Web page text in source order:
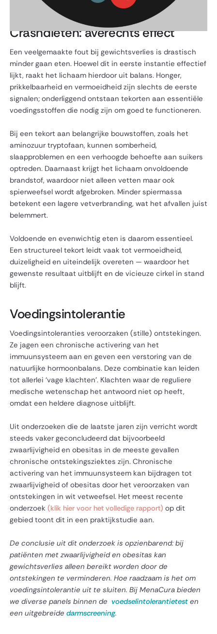
Crashdiëten: averechts effect
Een veelgemaakte fout bij gewichtsverlies is drastisch
minder gaan eten. Hoewel dit in eerste instantie effectief
lijkt, raakt het lichaam hierdoor uit balans. Honger,
prikkelbaarheid en vermoeidheid zijn slechts de eerste
signalen; onderliggend ontstaan tekorten aan essentiële
voedingsstoffen die nodig zijn om goed te functioneren.
Bij een tekort aan belangrijke bouwstoffen, zoals het
aminozuur tryptofaan, kunnen somberheid,
slaapproblemen en een verhoogde behoefte aan suikers
optreden. Daarnaast krijgt het lichaam onvoldoende
brandstof, waardoor niet alleen vetten maar ook
spierweefsel wordt afgebroken. Minder spiermassa
betekent een lagere vetverbranding, wat het afvallen juist
belemmert.
Voldoende en evenwichtig eten is daarom essentieel.
Een structureel tekort leidt vaak tot vermoeidheid,
duizeligheid en uiteindelijk overeten — waardoor het
gewenste resultaat uitblijft en de vicieuze cirkel in stand
blijft.
Voedingsintolerantie
Voedingsintoleranties veroorzaken (stille) ontstekingen.
Ze jagen een chronische activering van het
immuunsysteem aan en geven een verstoring van de
natuurlijke hormoonbalans. Deze combinatie kan leiden
tot allerlei ‘vage klachten’. Klachten waar de reguliere
medische wetenschap het antwoord niet op heeft,
omdat een heldere diagnose uitblijft.
Uit onderzoeken die de laatste jaren zijn verricht wordt
steeds vaker geconcludeerd dat bijvoorbeeld
zwaarlijvigheid en obesitas in de meeste gevallen
chronische ontstekingsziektes zijn. Chronische
activering van het immuunsysteem kan bijdragen tot
zwaarlijvigheid of obesitas door het veroorzaken van
ontstekingen in wit vetweefsel. Het meest recente
onderzoek (klik hier voor het volledige rapport) op dit
gebied toont dit in een praktijkstudie aan.
De conclusie uit dit onderzoek is opzienbarend: bij
patiënten met zwaarlijvigheid en obesitas kan
gewichtsverlies alleen bereikt worden door de
ontstekingen te verminderen. Hoe raadzaam is het om
voedingsintolerantie uit te sluiten. Bij MenaCura bieden
we diverse panels binnen de voedselintolerantietest en
een uitgebreide darmscreening.